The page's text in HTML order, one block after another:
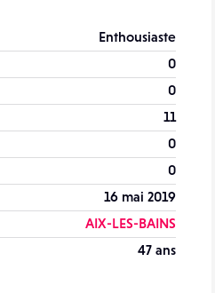
Enthousiaste
0
0
11
0
0
16 mai 2019
AIX-LES-BAINS
47 ans